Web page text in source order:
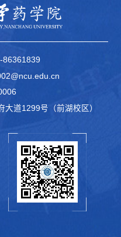
86361839
道1299号（前湖校区）